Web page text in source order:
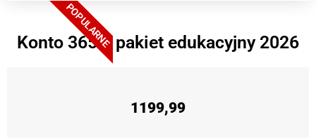
POPULARNE
Konto 365 + pakiet edukacyjny 2026
1199,99